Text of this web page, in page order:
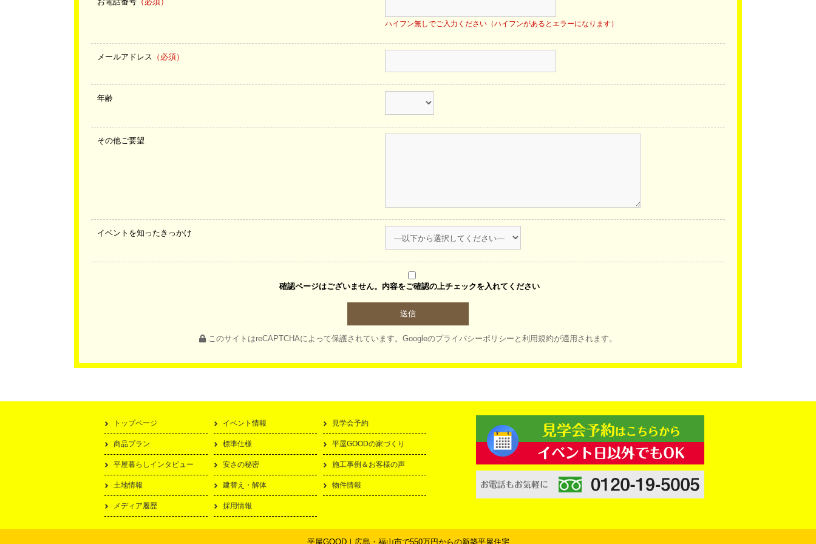
ハイフン無しでご入力ください（ハイフンがあるとエラーになります）
メールアドレス （必須）
年齢
その他ご要望
イベントを知ったきっかけ
確認ページはございません。内容をご確認の上チェックを入れてください
このサイトはreCAPTCHAによって保護されています。 Googleのプライバシーポリシー と 利用規約が適用されます。
トップページ イベント情報 見学会予約
商品プラン 標準仕様 平屋GOODの家づくり
平屋暮らしインタビュー 安さの秘密 施工事例＆お客様の声
土地情報 建替え・解体 物件情報
メディア履歴 採用情報
平屋GOOD｜広島・福山市で550万円からの新築平屋住宅